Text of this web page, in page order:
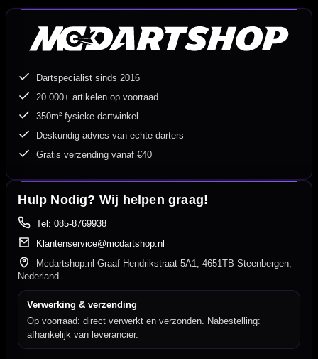
Dartspecialist sinds 2016
20.000+ artikelen op voorraad
350m² fysieke dartwinkel
Deskundig advies van echte darters
Gratis verzending vanaf €40
Hulp Nodig? Wij helpen graag!
Tel: 085-8769938
Klantenservice@mcdartshop.nl
Mcdartshop.nl Graaf Hendrikstraat 5A1, 4651TB Steenbergen,
Nederland.
Verwerking & verzending
Op voorraad: direct verwerkt en verzonden. Nabestelling:
afhankelijk van leverancier.